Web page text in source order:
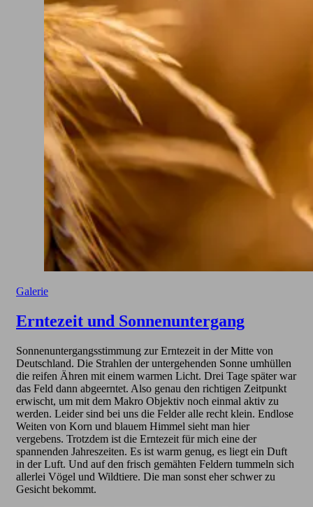
Galerie
Erntezeit und Sonnenuntergang
Sonnenuntergangsstimmung zur Erntezeit in der Mitte von
Deutschland. Die Strahlen der untergehenden Sonne umhüllen
die reifen Ähren mit einem warmen Licht. Drei Tage später war
das Feld dann abgeerntet. Also genau den richtigen Zeitpunkt
erwischt, um mit dem Makro Objektiv noch einmal aktiv zu
werden. Leider sind bei uns die Felder alle recht klein. Endlose
Weiten von Korn und blauem Himmel sieht man hier
vergebens. Trotzdem ist die Erntezeit für mich eine der
spannenden Jahreszeiten. Es ist warm genug, es liegt ein Duft
in der Luft. Und auf den frisch gemähten Feldern tummeln sich
allerlei Vögel und Wildtiere. Die man sonst eher schwer zu
Gesicht bekommt.